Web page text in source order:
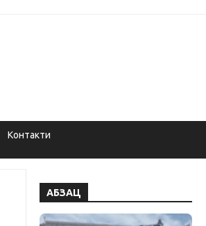
Контакти
АБЗАЦ